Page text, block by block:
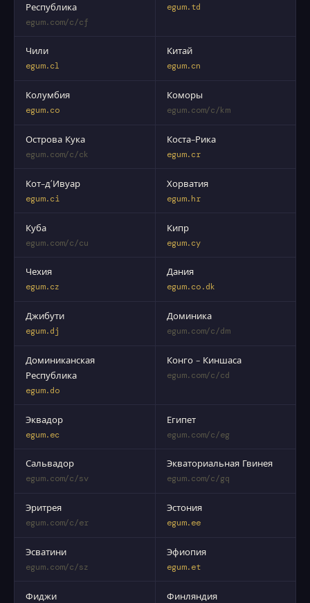
Республика
egum.com/c/cf
egum.td
Чили
egum.cl
Китай
egum.cn
Колумбия
egum.co
Коморы
egum.com/c/km
Острова Кука
egum.com/c/ck
Коста-Рика
egum.cr
Кот-д’Ивуар
egum.ci
Хорватия
egum.hr
Куба
egum.com/c/cu
Кипр
egum.cy
Чехия
egum.cz
Дания
egum.co.dk
Джибути
egum.dj
Доминика
egum.com/c/dm
Доминиканская
Республика
egum.do
Конго - Киншаса
egum.com/c/cd
Эквадор
egum.ec
Египет
egum.com/c/eg
Сальвадор
egum.com/c/sv
Экваториальная Гвинея
egum.com/c/gq
Эритрея
egum.com/c/er
Эстония
egum.ee
Эсватини
egum.com/c/sz
Эфиопия
egum.et
Фиджи Финляндия